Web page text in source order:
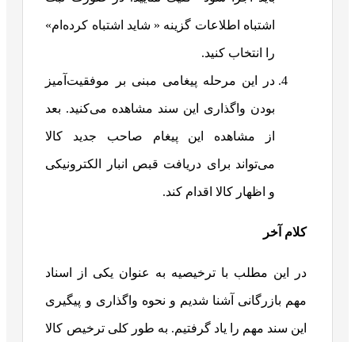
اشتباه اطلاعات گزینه « شاید اشتباه کرده‌ام»
را انتخاب کنید.
در این مرحله پیغامی مبنی بر موفقیت‌آمیز
بودن واگذاری این سند مشاهده می‌کنید. بعد
از مشاهده این پیغام صاحب جدید کالا
می‌تواند برای دریافت قبص انبار الکترونیکی
و اظهار کالا اقدام کند.
کلام آخر
در این مطلب با ترخیصیه به عنوان یکی از اسناد
مهم بازرگانی آشنا شدیم و نحوه واگذاری و پیگیری
این سند مهم را یاد گرفتیم. به طور کلی ترخیص کالا